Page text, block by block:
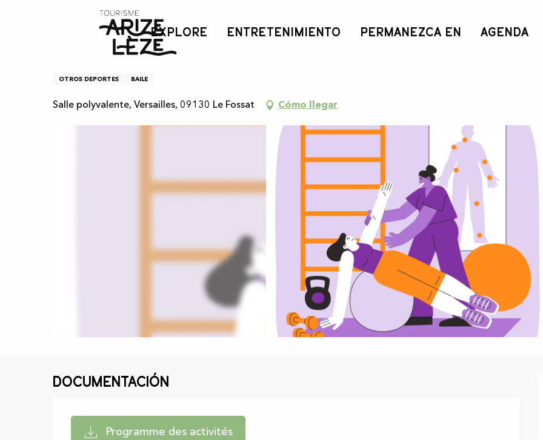
EXPLORE ENTRETENIMIENTO PERMANEZCA EN AGENDA
Renforcement musculaire
Renforcement musculaire
OTROS DEPORTES BAILE
Salle polyvalente, Versailles, 09130 Le Fossat Cómo llegar
Documentación
Programme des activités